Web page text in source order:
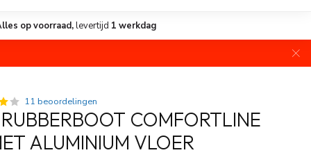
op voorraad,levertijd 1 werkdag
11 beoordelingen
COMFORTLINE
ALUMINIUM VLOER